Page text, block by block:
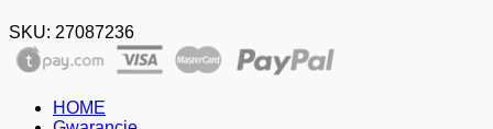
SKU: 27087236
HOME